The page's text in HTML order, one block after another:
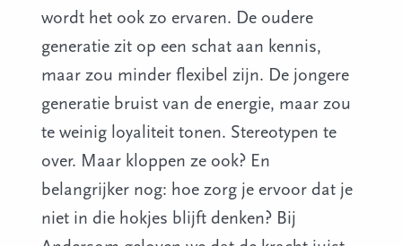
wordt het ook zo ervaren. De oudere
generatie zit op een schat aan kennis,
maar zou minder flexibel zijn. De jongere
generatie bruist van de energie, maar zou
te weinig loyaliteit tonen. Stereotypen te
over. Maar kloppen ze ook? En
belangrijker nog: hoe zorg je ervoor dat je
niet in die hokjes blijft denken? Bij